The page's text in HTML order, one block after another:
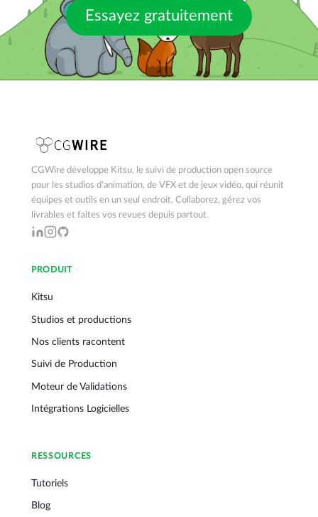
Essayez gratuitement
CGWire développe Kitsu, le suivi de production open source
pour les studios d'animation, de VFX et de jeux vidéo, qui réunit
équipes et outils en un seul endroit. Collaborez, gérez vos
livrables et faites vos revues depuis partout.
PRODUIT
Kitsu
Studios et productions
Nos clients racontent
Suivi de Production
Moteur de Validations
Intégrations Logicielles
RESSOURCES
Tutoriels
Blog